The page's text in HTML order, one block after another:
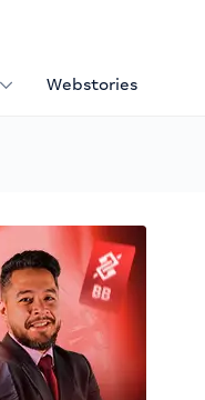
Webstories